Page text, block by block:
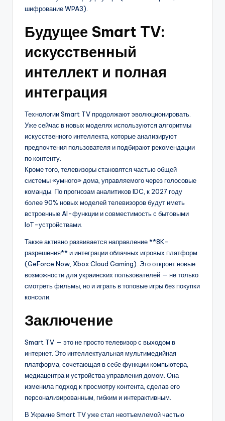
шифрование WPA3).
Будущее Smart TV:
искусственный
интеллект и полная
интеграция
Технологии Smart TV продолжают эволюционировать.
Уже сейчас в новых моделях используются алгоритмы
искусственного интеллекта, которые анализируют
предпочтения пользователя и подбирают рекомендации
по контенту.
Кроме того, телевизоры становятся частью общей
системы «умного» дома, управляемого через голосовые
команды. По прогнозам аналитиков IDC, к 2027 году
более 90% новых моделей телевизоров будут иметь
встроенные AI-функции и совместимость с бытовыми
IoT-устройствами.
Также активно развивается направление **8K-
разрешения** и интеграции облачных игровых платформ
(GeForce Now, Xbox Cloud Gaming). Это откроет новые
возможности для украинских пользователей — не только
смотреть фильмы, но и играть в топовые игры без покупки
консоли.
Заключение
Smart TV — это не просто телевизор с выходом в
интернет. Это интеллектуальная мультимедийная
платформа, сочетающая в себе функции компьютера,
медиацентра и устройства управления домом. Она
изменила подход к просмотру контента, сделав его
персонализированным, гибким и интерактивным.
В Украине Smart TV уже стал неотъемлемой частью